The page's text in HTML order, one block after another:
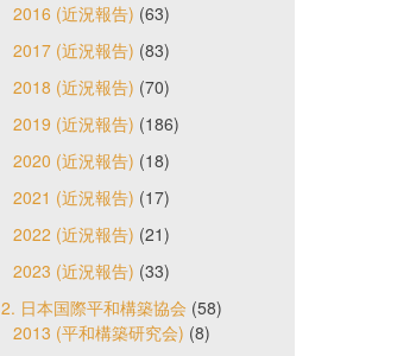
2016 (近況報告) (63)
2017 (近況報告) (83)
2018 (近況報告) (70)
2019 (近況報告) (186)
2020 (近況報告) (18)
2021 (近況報告) (17)
2022 (近況報告) (21)
2023 (近況報告) (33)
2. 日本国際平和構築協会 (58)
2013 (平和構築研究会) (8)